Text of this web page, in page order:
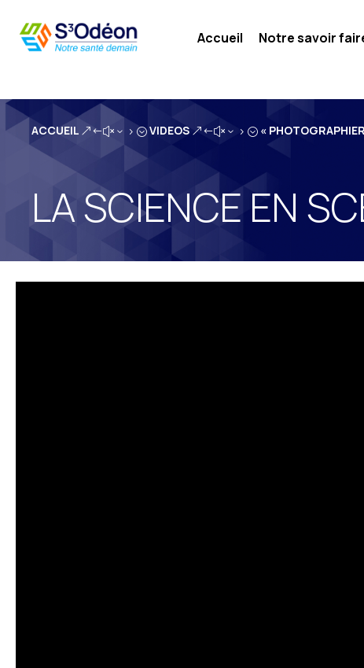
Accueil Notre savoir
ACCUEIL &#x35; VIDEOS &#x35; «
LA SCIENCE EN